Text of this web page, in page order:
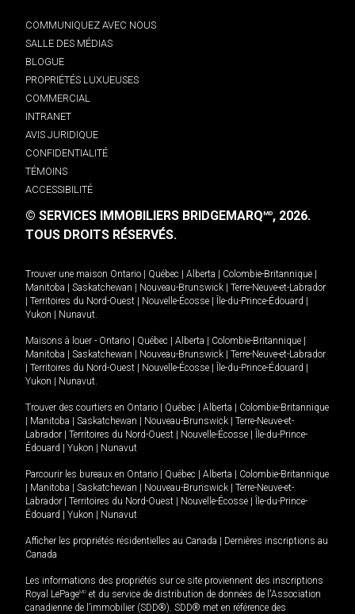
COMMUNIQUEZ AVEC NOUS
SALLE DES MÉDIAS
BLOGUE
PROPRIÉTÉS LUXUEUSES
COMMERCIAL
INTRANET
AVIS JURIDIQUE
CONFIDENTIALITÉ
TÉMOINS
ACCESSIBILITÉ
© SERVICES IMMOBILIERS BRIDGEMARQMD, 2026.
TOUS DROITS RÉSERVÉS.
Trouver une maison Ontario | Québec | Alberta | Colombie-Britannique |
Manitoba | Saskatchewan | Nouveau-Brunswick | Terre-Neuve-et-Labrador
| Territoires du Nord-Ouest | Nouvelle-Écosse | Île-du-Prince-Édouard |
Yukon | Nunavut
Maisons à louer - Ontario | Québec | Alberta | Colombie-Britannique |
Manitoba | Saskatchewan | Nouveau-Brunswick | Terre-Neuve-et-Labrador
| Territoires du Nord-Ouest | Nouvelle-Écosse | Île-du-Prince-Édouard |
Yukon | Nunavut
Trouver des courtiers en Ontario | Québec | Alberta | Colombie-Britannique
| Manitoba | Saskatchewan | Nouveau-Brunswick | Terre-Neuve-et-
Labrador | Territoires du Nord-Ouest | Nouvelle-Écosse | Île-du-Prince-
Édouard | Yukon | Nunavut
Parcourir les bureaux en Ontario | Québec | Alberta | Colombie-Britannique
| Manitoba | Saskatchewan | Nouveau-Brunswick | Terre-Neuve-et-
Labrador | Territoires du Nord-Ouest | Nouvelle-Écosse | Île-du-Prince-
Édouard | Yukon | Nunavut
Afficher les propriétés résidentielles au Canada | Dernières inscriptions au
Canada
Les informations des propriétés sur ce site proviennent des inscriptions
Royal LePageMD et du service de distribution de données de l'Association
canadienne de l’immobilier (SDD®). SDD® met en référence des